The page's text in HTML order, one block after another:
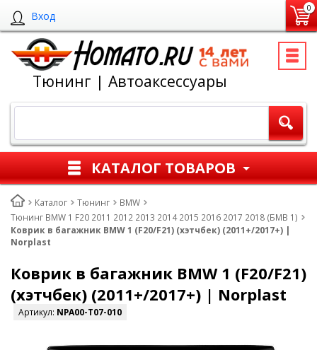
Вход
0
Тюнинг | Автоаксессуары
КАТАЛОГ ТОВАРОВ
Каталог Тюнинг
BMW
Тюнинг BMW 1 F20 2011 2012 2013 2014 2015 2016 2017 2018 (БМВ 1)
Коврик в багажник BMW 1 (F20/F21) (хэтчбек) (2011+/2017+) |
Norplast
Коврик в багажник BMW 1 (F20/F21)
(хэтчбек) (2011+/2017+) | Norplast
Артикул: NPA00-T07-010